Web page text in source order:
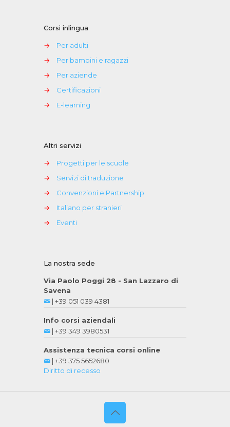
Corsi inlingua
→
Per adulti
→
Per bambini e ragazzi
→
Per aziende
→
Certificazioni
→
E-learning
Altri servizi
→
Progetti per le scuole
→
Servizi di traduzione
→
Convenzioni e Partnership
→
Italiano per stranieri
→
Eventi
La nostra sede
Via Paolo Poggi 28 - San Lazzaro di
Savena
| +39 051 039 4381
Info corsi aziendali
| +39 349 3980531
Assistenza tecnica corsi online
| +39 375 5652680
Diritto di recesso